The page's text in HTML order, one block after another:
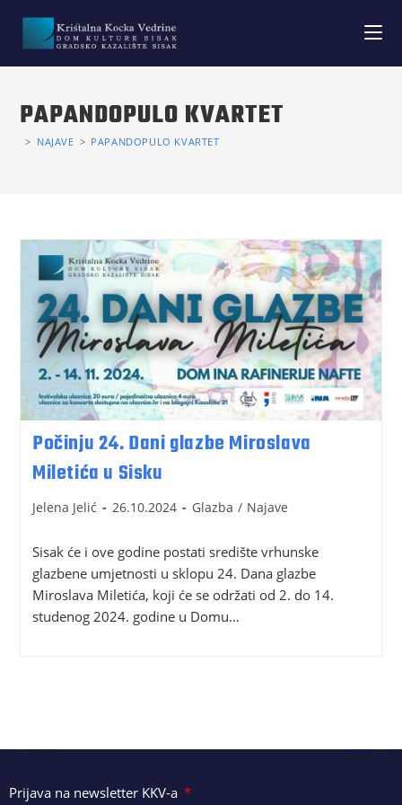
PAPANDOPULO KVARTET
> NAJAVE > PAPANDOPULO KVARTET
Počinju 24. Dani glazbe Miroslava
Miletića u Sisku
Jelena Jelić 26.10.2024 Glazba / Najave
Sisak će i ove godine postati središte vrhunske
glazbene umjetnosti u sklopu 24. Dana glazbe
Miroslava Miletića, koji će se održati od 2. do 14.
studenog 2024. godine u Domu…
Prijava na newsletter KKV-a